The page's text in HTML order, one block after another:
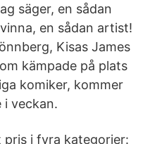
säger, en sådan
en sådan artist!
Kisas James
kämpade på plats
komiker, kommer
i veckan.
pris i fyra kategorier: